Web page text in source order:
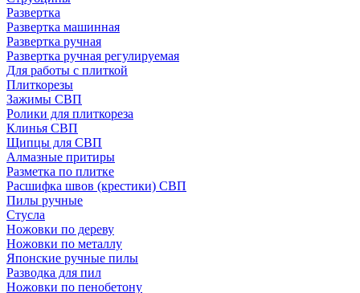
Развертка
Развертка машинная
Развертка ручная
Развертка ручная регулируемая
Для работы с плиткой
Плиткорезы
Зажимы СВП
Ролики для плиткореза
Клинья СВП
Щипцы для СВП
Алмазные притиры
Разметка по плитке
Расшифка швов (крестики) СВП
Пилы ручные
Стусла
Ножовки по дереву
Ножовки по металлу
Японские ручные пилы
Разводка для пил
Ножовки по пенобетону